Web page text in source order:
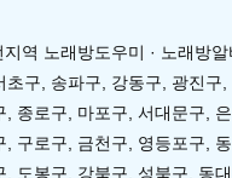
역 노래방도우미 · 노래방알
초구, 송파구, 강동구, 광진구,
, 종로구, 마포구, 서대문구,
, 구로구, 금천구, 영등포구,
, 도봉구, 강북구, 성북구, 동